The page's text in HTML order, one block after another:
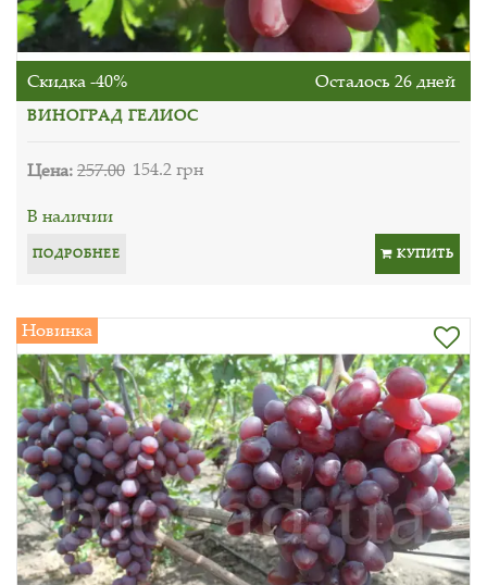
Скидка -40% Осталось 26 дней
ВИНОГРАД ГЕЛИОС
Цена:257.00 154.2 грн
В наличии
ПОДРОБНЕЕ КУПИТЬ
Новинка